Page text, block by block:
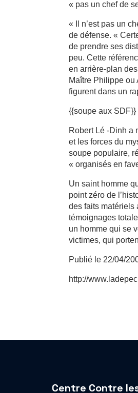
« pas un chef de
« Il n’est pas un
de défense. «
de prendre ses
peu. Cette
en arrière-plan
Maître Philippe ou
figurent dans un
{{soupe aux SDF}}
Robert Lé -Dinh a
et les forces du
soupe populaire,
« organisés en
Un saint homme
point zéro de
des faits matériels
témoignages
un homme qui se
victimes, qui
Publié le 22/04/
http://
Centre Contre